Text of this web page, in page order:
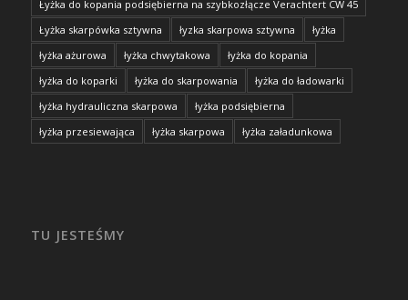
Łyżka do kopania podsiębierna na szybkozłącze Verachtert CW 45
Łyżka skarpówka sztywna
łyzka skarpowa sztywna
łyżka
łyżka ażurowa
łyżka chwytakowa
łyżka do kopania
łyżka do koparki
łyżka do skarpowania
łyżka do ładowarki
łyżka hydrauliczna skarpowa
łyżka podsiębierna
łyżka przesiewająca
łyżka skarpowa łyżka załadunkowa
TU JESTEŚMY